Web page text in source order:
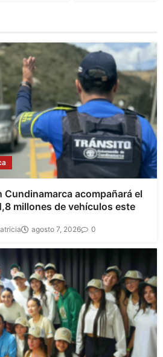
Cundinamarca acompañará el
millones de vehículos este
agosto 7, 2026 0